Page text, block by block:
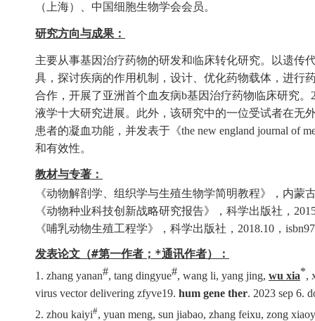
（上海）、中国细胞生物学会会员。
研究方向与成果：
主要从事基因治疗药物的研发和临床转化研究。以遗传
具，探讨疾病的作用机制，设计、优化药物载体，进行
合作，开展了亚洲首个血友病b基因治疗药物临床研究。
液学十大研究进展。此外，该研究中的一位受试者在无
患者的凝血功能，并发表于《the new england journal of
和有效性。
教材与专著：
《动物解剖学、组织学与生殖生物学简明教程》 ， 内蒙
《动物种业科技创新战略研究报告》，科学出版社，
《哺乳动物生殖工程学》， 科学出版社， 2018.10 ，
发表论文（#第一作者； *通讯作者）：
1. zhang yanan#, tang dingyue#, wang li, yang jing, wu xia*,
virus vector delivering zfyve19. hum gene ther. 2023 sep 6.
2. zhou kaiyi#, yuan meng, sun jiabao, zhang feixu, zong